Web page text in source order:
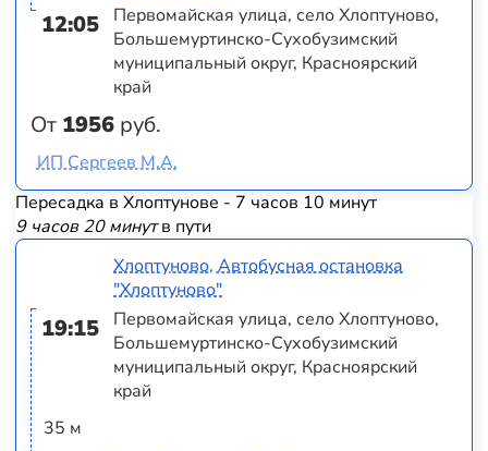
12:05
От 1956 руб.
Первомайская улица, село Хлоптуново,
Большемуртинско-Сухобузимский
муниципальный округ, Красноярский
край
ИП Сергеев М.А.
Пересадка в Хлоптунове - 7 часов 10 минут
9 часов 20 минутв пути
19:15
35 м
Хлоптуново, Автобусная остановка
"Хлоптуново"
Первомайская улица, село Хлоптуново,
Большемуртинско-Сухобузимский
муниципальный округ, Красноярский
край